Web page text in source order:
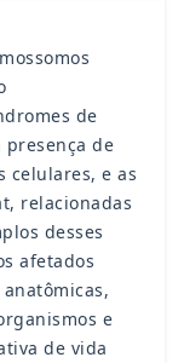
de
presença de
celulares, e as
relacionadas
desses
afetados
e
de vida